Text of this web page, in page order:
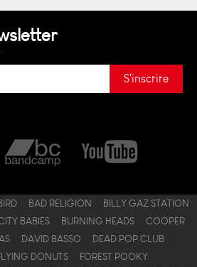
BAD RELIGION
BILLY GAZ STATION
BABIES BURNING HEADS
COOPER
DAVID BASSO
DEAD POP CLUB
DONUTS
FOREST POOKY